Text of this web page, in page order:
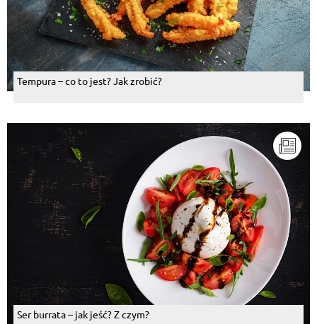
Tempura – co to jest? Jak zrobić?
Ser burrata – jak jeść? Z czym?